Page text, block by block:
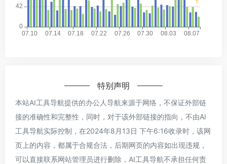
特别声明
本站AI工具导航提供的办公人导航来源于网络，不保证外部链
接的准确性和完整性，同时，对于该外部链接的指向，不由AI
工具导航实际控制，在2024年8月13日 下午6:16收录时，该网
页上的内容，都属于合规合法，后期网页的内容如出现违规，
可以直接联系网站管理员进行删除，AI工具导航不承担任何责